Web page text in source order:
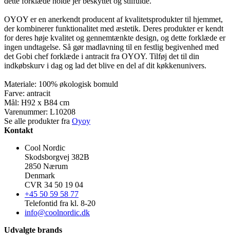
OYOY er en anerkendt producent af kvalitetsprodukter til hjemmet,
der kombinerer funktionalitet med æstetik. Deres produkter er kendt
for deres høje kvalitet og gennemtænkte design, og dette forklæde er
ingen undtagelse. Så gør madlavning til en festlig begivenhed med
det Gobi chef forklæde i antracit fra OYOY. Tilføj det til din
indkøbskurv i dag og lad det blive en del af dit køkkenunivers.
Materiale: 100% økologisk bomuld
Farve: antracit
Mål: H92 x B84 cm
Varenummer: L10208
Se alle produkter fra Oyoy
Kontakt
Cool Nordic
Skodsborgvej 382B
2850 Nærum
Denmark
CVR 34 50 19 04
+45 50 59 58 77
Telefontid fra kl. 8-20
info@coolnordic.dk
Udvalgte brands